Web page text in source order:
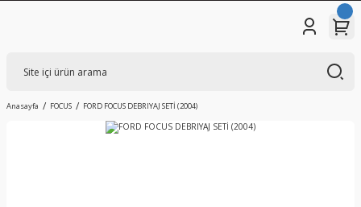
Anasayfa FOCUS FORD FOCUS DEBRIYAJ SETİ (2004)